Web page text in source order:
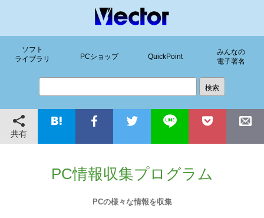
ソフト
ライブラリ
PCショップ QuickPoint
みんなの
電子署名
共有
PC情報収集プログラム
PCの様々な情報を収集